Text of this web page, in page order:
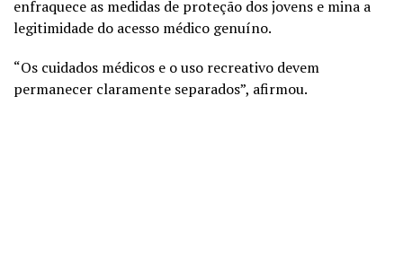
enfraquece as medidas de proteção dos jovens e mina a
legitimidade do acesso médico genuíno.
“Os cuidados médicos e o uso recreativo devem
permanecer claramente separados”, afirmou.